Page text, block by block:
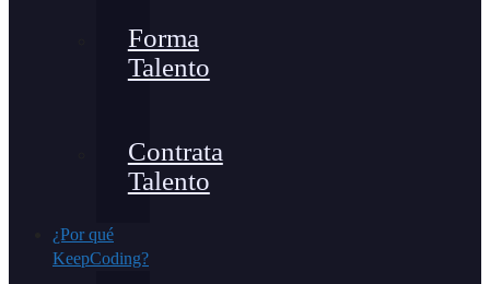
Forma
Talento
Contrata
Talento
¿Por qué
KeepCoding?